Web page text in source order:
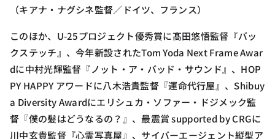
（キアナ・ナグシネ監督／ドイツ、フランス）
このほか、U-25プロジェクト優秀賞に髙田悠悟監督『バッ
クステッチ』、今年新設されたTom Yoda Next Frame Awar
dに中村光輝監督『ノット・ア・バッド・サウンド』、HOP
PY HAPPY アワードに八木浩貴監督『運命代行屋』、Shibuy
a Diversity Awardにエリシュカ・ソファー・ドジメック監
督『僕の髪はどうなるの？』、最震賞 supported by CRGに
川中玄貴監督『心霊写真屋』、サイバーエージェント縦型ア